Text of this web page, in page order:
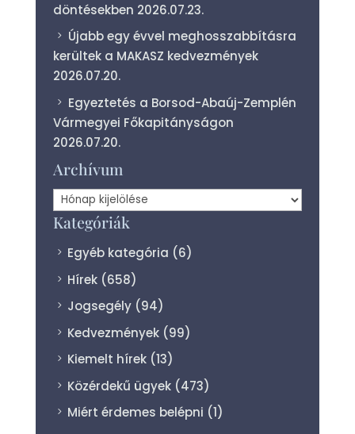
döntésekben 2026.07.23.
Újabb egy évvel meghosszabbításra
kerültek a MAKASZ kedvezmények
2026.07.20.
Egyeztetés a Borsod-Abaúj-Zemplén
Vármegyei Főkapitányságon
2026.07.20.
Archívum
Archívum
Kategóriák
Egyéb kategória (6)
Hírek (658)
Jogsegély (94)
Kedvezmények (99)
Kiemelt hírek (13)
Közérdekű ügyek (473)
Miért érdemes belépni (1)